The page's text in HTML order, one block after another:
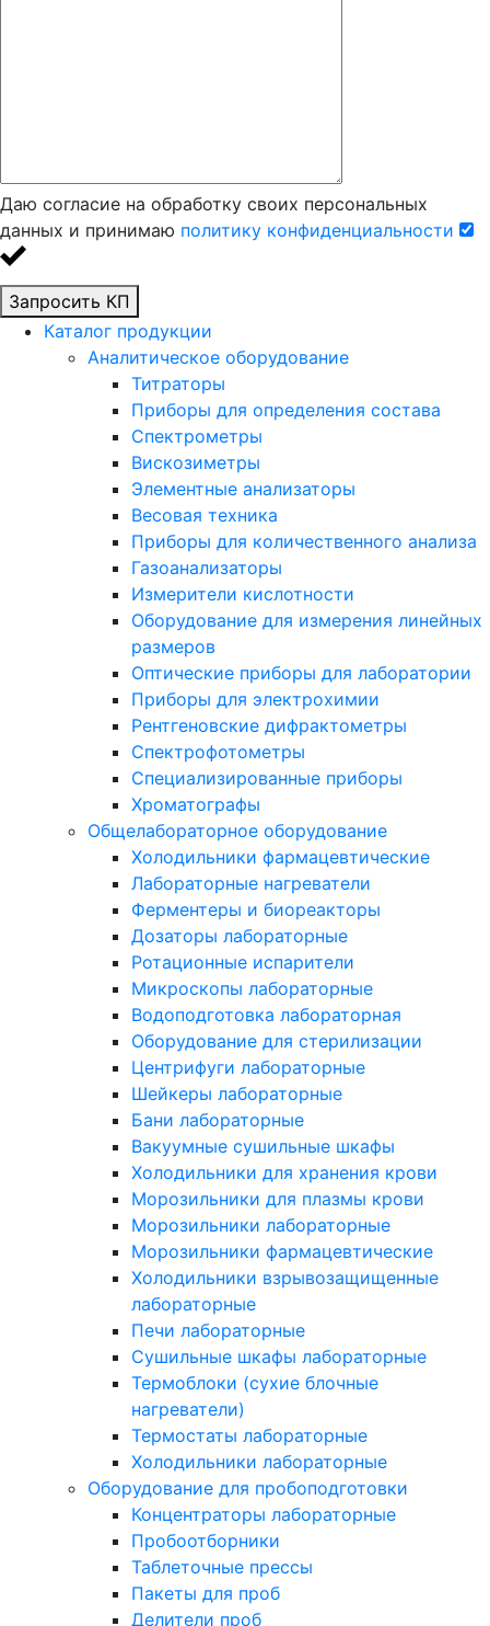
Даю согласие на обработку своих персональных
данных и принимаю политику конфиденциальности
Запросить КП
Каталог продукции
Аналитическое оборудование
Титраторы
Приборы для определения состава
Спектрометры
Вискозиметры
Элементные анализаторы
Весовая техника
Приборы для количественного анализа
Газоанализаторы
Измерители кислотности
Оборудование для измерения линейных
размеров
Оптические приборы для лаборатории
Приборы для электрохимии
Рентгеновские дифрактометры
Спектрофотометры
Специализированные приборы
Хроматографы
Общелабораторное оборудование
Холодильники фармацевтические
Лабораторные нагреватели
Ферментеры и биореакторы
Дозаторы лабораторные
Ротационные испарители
Микроскопы лабораторные
Водоподготовка лабораторная
Оборудование для стерилизации
Центрифуги лабораторные
Шейкеры лабораторные
Бани лабораторные
Вакуумные сушильные шкафы
Холодильники для хранения крови
Морозильники для плазмы крови
Морозильники лабораторные
Морозильники фармацевтические
Холодильники взрывозащищенные
лабораторные
Печи лабораторные
Сушильные шкафы лабораторные
Термоблоки (сухие блочные
нагреватели)
Термостаты лабораторные
Холодильники лабораторные
Оборудование для пробоподготовки
Концентраторы лабораторные
Пробоотборники
Таблеточные прессы
Пакеты для проб
Делители проб